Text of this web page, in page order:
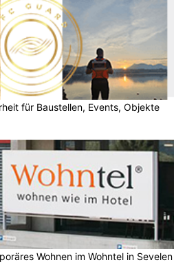
für Baustellen, Events, Objekte
Wohnen im Wohntel in Sevelen